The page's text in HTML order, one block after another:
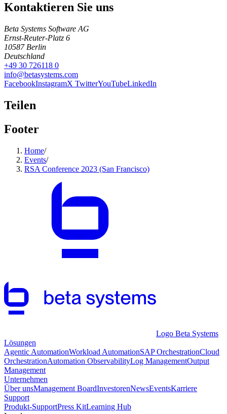
Kontaktieren Sie uns
Beta Systems Software AG
Ernst-Reuter-Platz 6
10587 Berlin
Deutschland
+49 30 726118 0
info@betasystems.com
FacebookInstagramX TwitterYouTubeLinkedIn
Teilen
Footer
Home/
Events/
RSA Conference 2023 (San Francisco)
Logo Beta Systems
Lösungen
Agentic AutomationWorkload AutomationSAP OrchestrationCloud
OrchestrationAutomation ObservabilityLog ManagementOutput
Management
Unternehmen
Über unsManagement BoardInvestorenNewsEventsKarriere
Support
Produkt-SupportPress KitLearning Hub